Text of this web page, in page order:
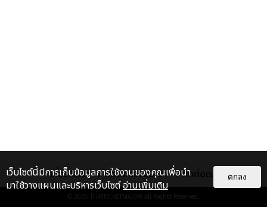
เกี่ยวกับเรา ติดต่อลงโฆษณา ติดต่อเรา
© 2026 THAITICKETMAJOR All Rights Reserved.
เว็บไซต์นี้มีการเก็บข้อมูลการใช้งานของคุณเพื่อนำ
มาใช้วางแผนและบริหารเว็บไซต์อ่านเพิ่มเติม
ตกลง